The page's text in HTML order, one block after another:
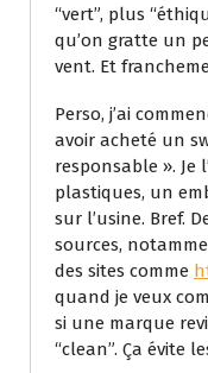
“vert”, plus
qu’on gratte un
vent. Et
Perso, j’ai
avoir acheté un
responsable ». Je
plastiques, un
sur l’usine. Bref.
sources,
des sites comme
quand je veux
si une marque
“clean”. Ça évite